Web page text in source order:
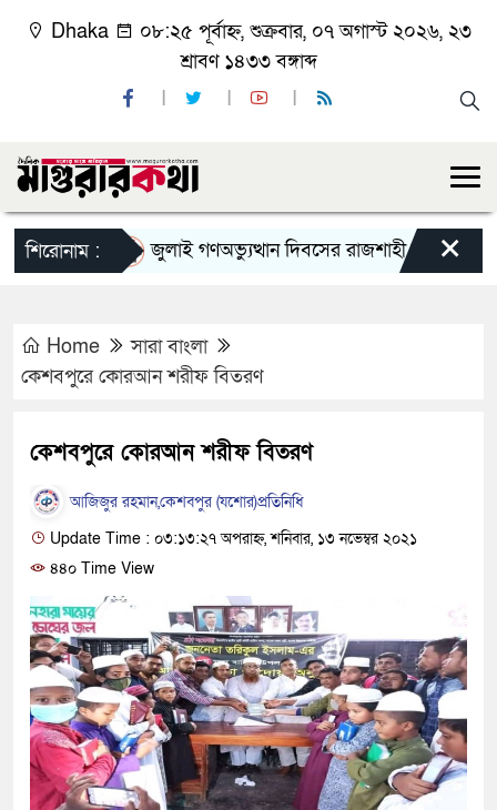
Dhaka
০৮:২৫ পূর্বাহ্ন, শুক্রবার, ০৭ অগাস্ট ২০২৬, ২৩
শ্রাবণ ১৪৩৩ বঙ্গাব্দ
শিরোনাম : জুলাই গণঅভ্যুত্থান দিবসের রাজশাহী মহানগর×
Home
সারা বাংলা
কেশবপুরে কোরআন শরীফ বিতরণ
কেশবপুরে কোরআন শরীফ বিতরণ
আজিজুর রহমান,কেশবপুর (যশোর)প্রতিনিধি
Update Time : ০৩:১৩:২৭ অপরাহ্ন, শনিবার, ১৩ নভেম্বর ২০২১
৪৪০ Time View